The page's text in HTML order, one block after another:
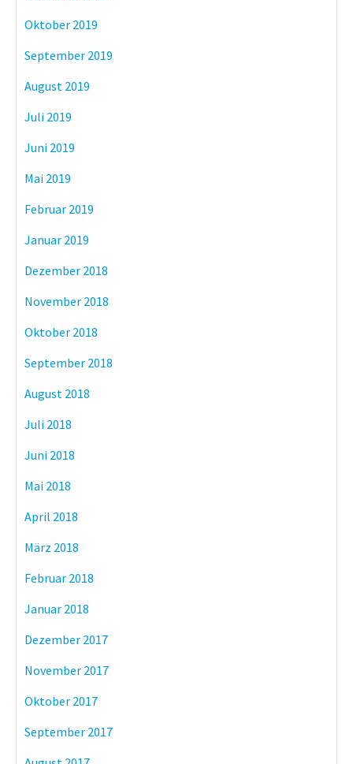
Oktober 2019
September 2019
August 2019
Juli 2019
Juni 2019
Mai 2019
Februar 2019
Januar 2019
Dezember 2018
November 2018
Oktober 2018
September 2018
August 2018
Juli 2018
Juni 2018
Mai 2018
April 2018
März 2018
Februar 2018
Januar 2018
Dezember 2017
November 2017
Oktober 2017
September 2017